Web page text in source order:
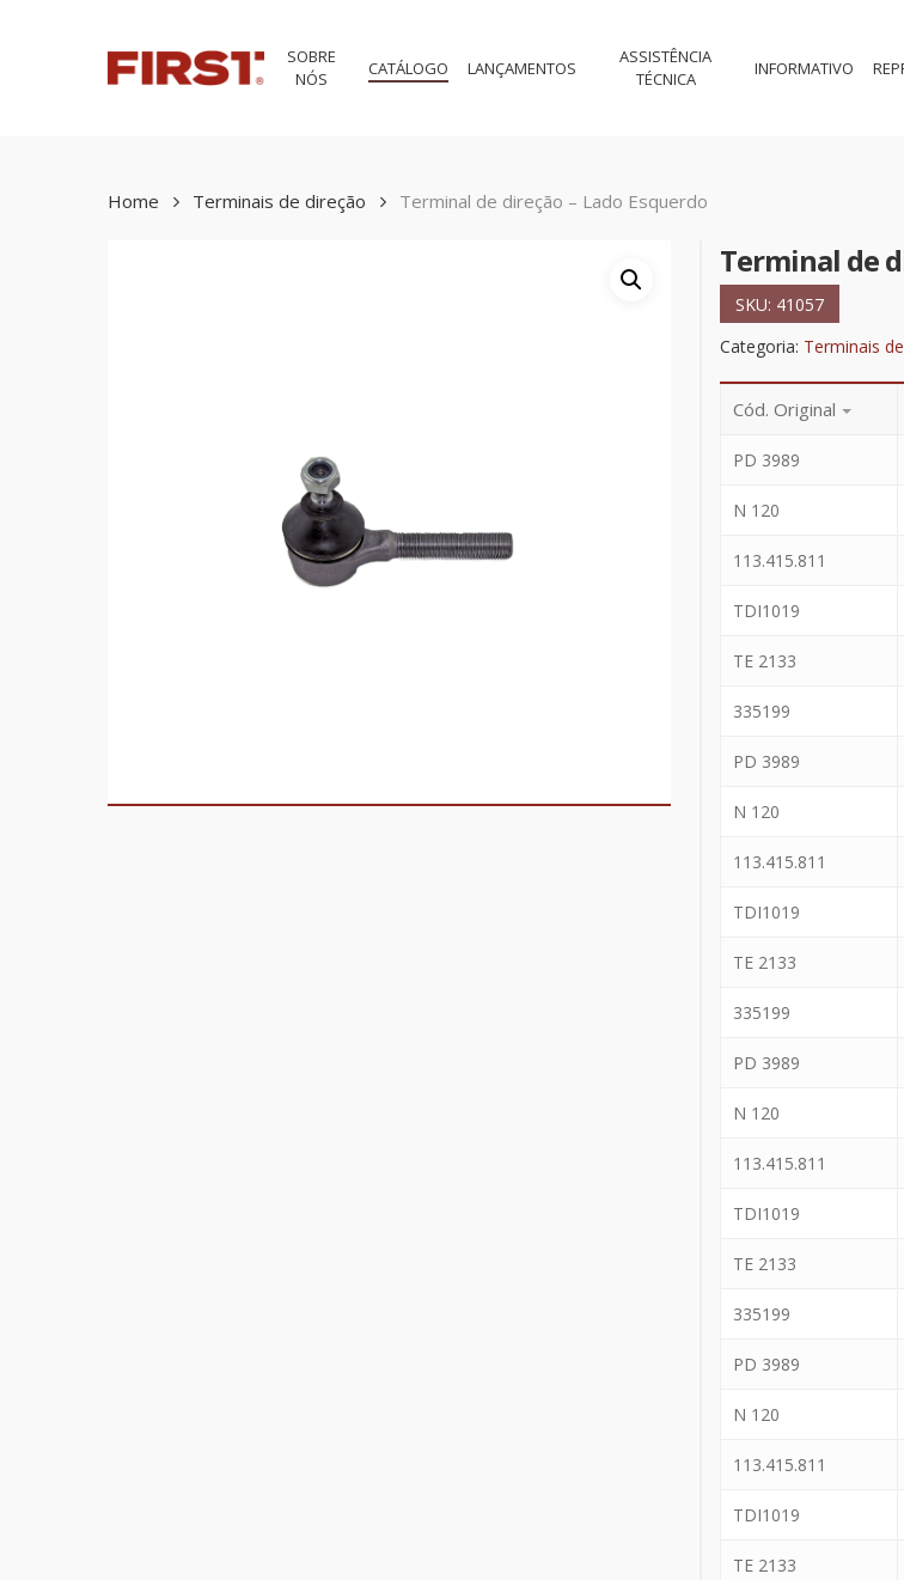
SOBRE
NÓS
CATÁLOGO LANÇAMENTOS
ASSISTÊNCIA
TÉCNICA
INFORMATIVO
Home Terminais de direção Terminal de direção – Lado Esquerdo
Terminal de
SKU: 41057
Categoria: Terminais
Cód. Original
PD 3989
N 120
113.415.811
TDI1019
TE 2133
335199
PD 3989
N 120
113.415.811
TDI1019
TE 2133
335199
PD 3989
N 120
113.415.811
TDI1019
TE 2133
335199
PD 3989
N 120
113.415.811
TDI1019
TE 2133